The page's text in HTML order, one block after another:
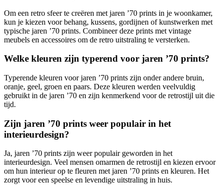
Om een retro sfeer te creëren met jaren ’70 prints in je woonkamer,
kun je kiezen voor behang, kussens, gordijnen of kunstwerken met
typische jaren ’70 prints. Combineer deze prints met vintage
meubels en accessoires om de retro uitstraling te versterken.
Welke kleuren zijn typerend voor jaren ’70 prints?
Typerende kleuren voor jaren ’70 prints zijn onder andere bruin,
oranje, geel, groen en paars. Deze kleuren werden veelvuldig
gebruikt in de jaren ’70 en zijn kenmerkend voor de retrostijl uit die
tijd.
Zijn jaren ’70 prints weer populair in het
interieurdesign?
Ja, jaren ’70 prints zijn weer populair geworden in het
interieurdesign. Veel mensen omarmen de retrostijl en kiezen ervoor
om hun interieur op te fleuren met jaren ’70 prints en kleuren. Het
zorgt voor een speelse en levendige uitstraling in huis.